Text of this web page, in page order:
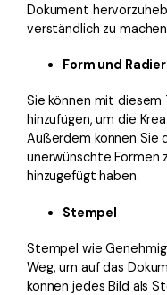
Dokument
verständlich zu
Form und
Sie können mit diesem
hinzufügen, um die
Außerdem können Sie
unerwünschte Formen
hinzugefügt haben.
Stempel
Stempel wie
Weg, um auf das
können jedes Bild als